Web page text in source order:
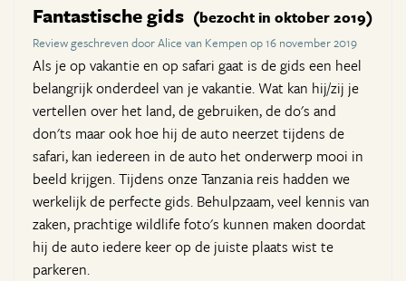
Fantastische gids (bezocht in oktober 2019)
Review geschreven door Alice van Kempen op 16 november 2019
Als je op vakantie en op safari gaat is de gids een heel
belangrijk onderdeel van je vakantie. Wat kan hij/zij je
vertellen over het land, de gebruiken, de do's and
don'ts maar ook hoe hij de auto neerzet tijdens de
safari, kan iedereen in de auto het onderwerp mooi in
beeld krijgen. Tijdens onze Tanzania reis hadden we
werkelijk de perfecte gids. Behulpzaam, veel kennis van
zaken, prachtige wildlife foto's kunnen maken doordat
hij de auto iedere keer op de juiste plaats wist te
parkeren.